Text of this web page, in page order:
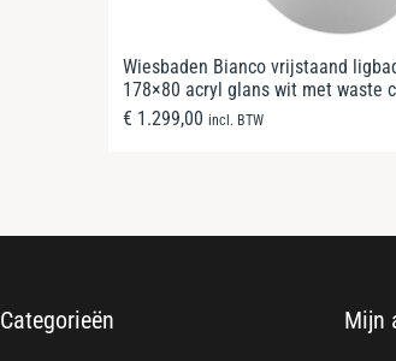
Wiesbaden Bianco vrijstaand
178×80 acryl glans wit met waste
€ 1.299,00 incl. BTW
Categorieën Mijn